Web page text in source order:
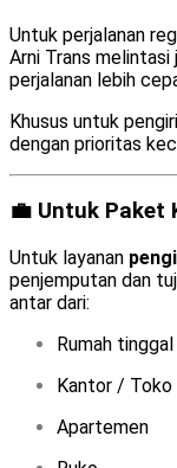
Untuk perjalanan
Arni Trans melintasi
perjalanan lebih
Khusus untuk
dengan prioritas
💼 Untuk Paket
Untuk layanan
penjemputan dan
antar dari:
Rumah tinggal
Kantor / Toko
Apartemen